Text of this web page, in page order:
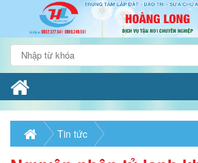
Tin tức